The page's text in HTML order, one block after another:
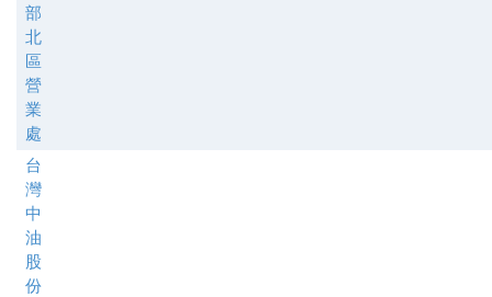
部
北
區
營
業
處
台
灣
中
油
股
份